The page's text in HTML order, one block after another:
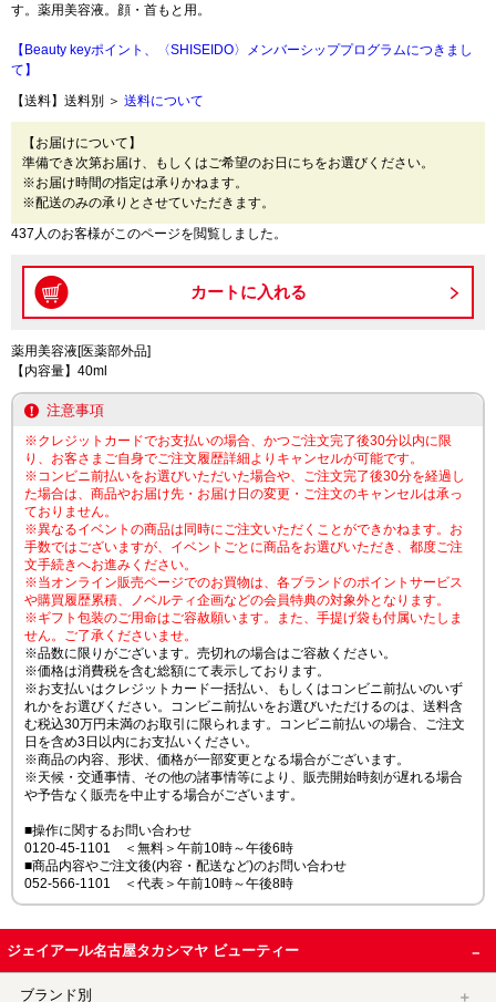
す。薬用美容液。顔・首もと用。
【Beauty keyポイント、〈SHISEIDO〉メンバーシッププログラムにつきまし
て】
【送料】送料別 ＞ 送料について
【お届けについて】
準備でき次第お届け、もしくはご希望のお日にちをお選びください。
※お届け時間の指定は承りかねます。
※配送のみの承りとさせていただきます。
437人のお客様がこのページを閲覧しました。
薬用美容液[医薬部外品]
【内容量】40ml
注意事項
※クレジットカードでお支払いの場合、かつご注文完了後30分以内に限
り、お客さまご自身でご注文履歴詳細よりキャンセルが可能です。
※コンビニ前払いをお選びいただいた場合や、ご注文完了後30分を経過し
た場合は、商品やお届け先・お届け日の変更・ご注文のキャンセルは承っ
ておりません。
※異なるイベントの商品は同時にご注文いただくことができかねます。お
手数ではございますが、イベントごとに商品をお選びいただき、都度ご注
文手続きへお進みください。
※当オンライン販売ページでのお買物は、各ブランドのポイントサービス
や購買履歴累積、ノベルティ企画などの会員特典の対象外となります。
※ギフト包装のご用命はご容赦願います。また、手提げ袋も付属いたしま
せん。ご了承くださいませ。
※品数に限りがございます。売切れの場合はご容赦ください。
※価格は消費税を含む総額にて表示しております。
※お支払いはクレジットカード一括払い、もしくはコンビニ前払いのいず
れかをお選びください。コンビニ前払いをお選びいただけるのは、送料含
む税込30万円未満のお取引に限られます。コンビニ前払いの場合、ご注文
日を含め3日以内にお支払いください。
※商品の内容、形状、価格が一部変更となる場合がございます。
※天候・交通事情、その他の諸事情等により、販売開始時刻が遅れる場合
や予告なく販売を中止する場合がございます。
■操作に関するお問い合わせ
0120-45-1101 ＜無料＞午前10時～午後6時
■商品内容やご注文後(内容・配送など)のお問い合わせ
052-566-1101 ＜代表＞午前10時～午後8時
ジェイアール名古屋タカシマヤ ビューティー
ブランド別